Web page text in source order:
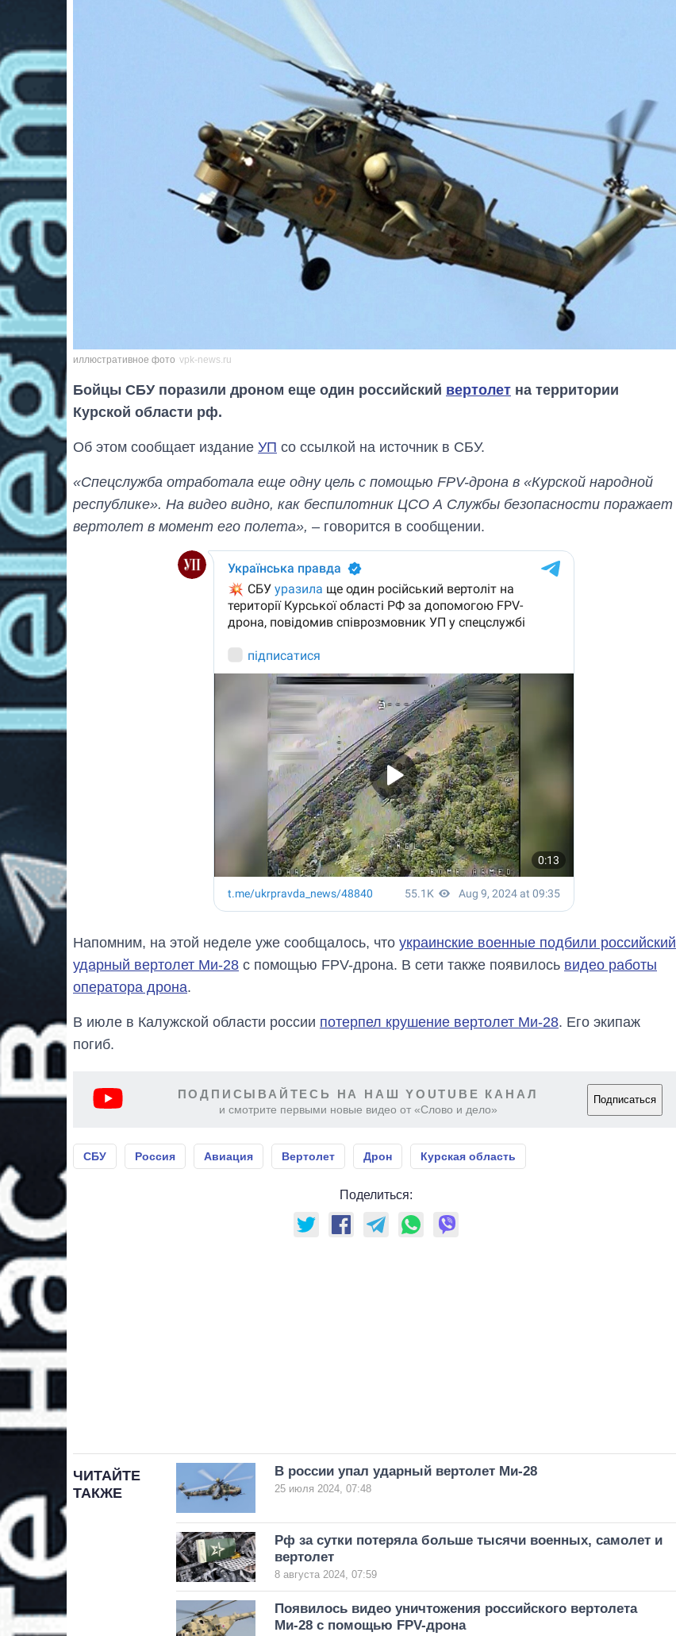
иллюстративное фото vpk-news.ru
Бойцы СБУ поразили дроном еще один российский вертолет на территории
Курской области рф.
Об этом сообщает издание УП со ссылкой на источник в СБУ.
«Спецслужба отработала еще одну цель с помощью FPV-дрона в «Курской народной
республике». На видео видно, как беспилотник ЦСО А Службы безопасности поражает
вертолет в момент его полета», – говорится в сообщении.
Напомним, на этой неделе уже сообщалось, что украинские военные подбили российский
ударный вертолет Ми-28 с помощью FPV-дрона. В сети также появилось видео работы
оператора дрона.
В июле в Калужской области россии потерпел крушение вертолет Ми-28. Его экипаж
погиб.
ПОДПИСЫВАЙТЕСЬ НА НАШ YOUTUBE КАНАЛ
и смотрите первыми новые видео от «Слово и дело»
Подписаться
СБУ Россия Авиация Вертолет Дрон Курская область
Поделиться:
ЧИТАЙТЕ
ТАКЖЕ
В россии упал ударный вертолет Ми-28
25 июля 2024, 07:48
Рф за сутки потеряла больше тысячи военных, самолет и
вертолет
8 августа 2024, 07:59
Появилось видео уничтожения российского вертолета
Ми-28 с помощью FPV-дрона